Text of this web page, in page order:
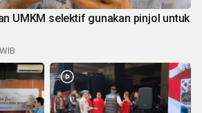
UMKM selektif gunakan pinjol untuk